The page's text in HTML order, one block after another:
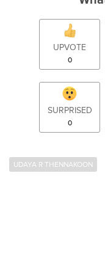
UPVOTE
0
SURPRISED
0
UDAYA R THENNAKOON